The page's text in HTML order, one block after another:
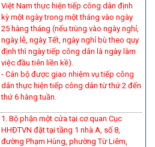
Việt Nam thực hiện tiếp công dân định
kỳ một ngày trong một tháng vào ngày
25 hàng tháng (nếu trùng vào ngày nghỉ,
ngày lễ, ngày Tết, ngày nghỉ bù theo quy
định thì ngày tiếp công dân là ngày làm
việc đầu tiên liền kề).
- Cán bộ được giao nhiệm vụ tiếp công
dân thực hiện tiếp công dân từ thứ 2 đến
thứ 6 hàng tuần.
1. Bộ phận một cửa tại cơ quan Cục
HHĐTVN đặt tại tầng 1 nhà A, số 8,
đường Phạm Hùng, phường Từ Liêm,